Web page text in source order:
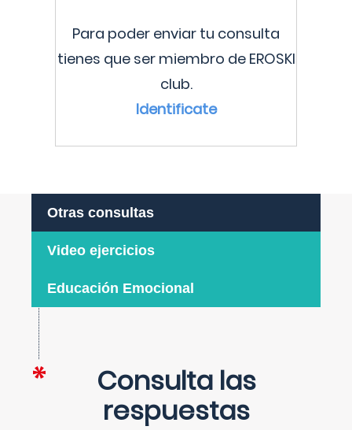
Para poder enviar tu consulta
tienes que ser miembro de EROSKI
club.
Identificate
Otras consultas
Video ejercicios
Educación Emocional
Consulta las
respuestas